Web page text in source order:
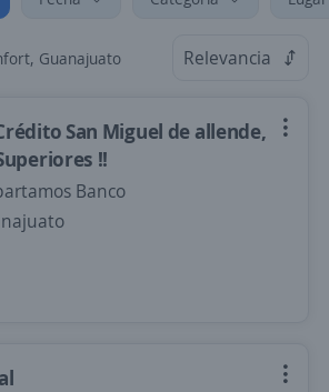
Guanajuato Relevancia
San Miguel de allende,
!!
Banco